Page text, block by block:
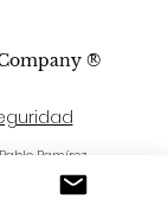
®
Ramírez
COL.